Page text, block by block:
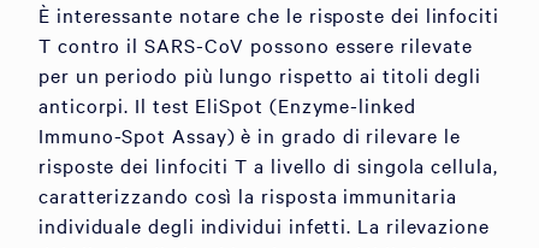
È interessante notare che le risposte dei linfociti
T contro il SARS-CoV possono essere rilevate
per un periodo più lungo rispetto ai titoli degli
anticorpi. Il test EliSpot (Enzyme-linked
Immuno-Spot Assay) è in grado di rilevare le
risposte dei linfociti T a livello di singola cellula,
caratterizzando così la risposta immunitaria
individuale degli individui infetti. La rilevazione